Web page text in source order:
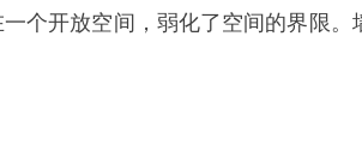
个开放空间，弱化了空间的界限